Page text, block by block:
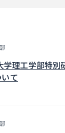
学理工学部特別
て